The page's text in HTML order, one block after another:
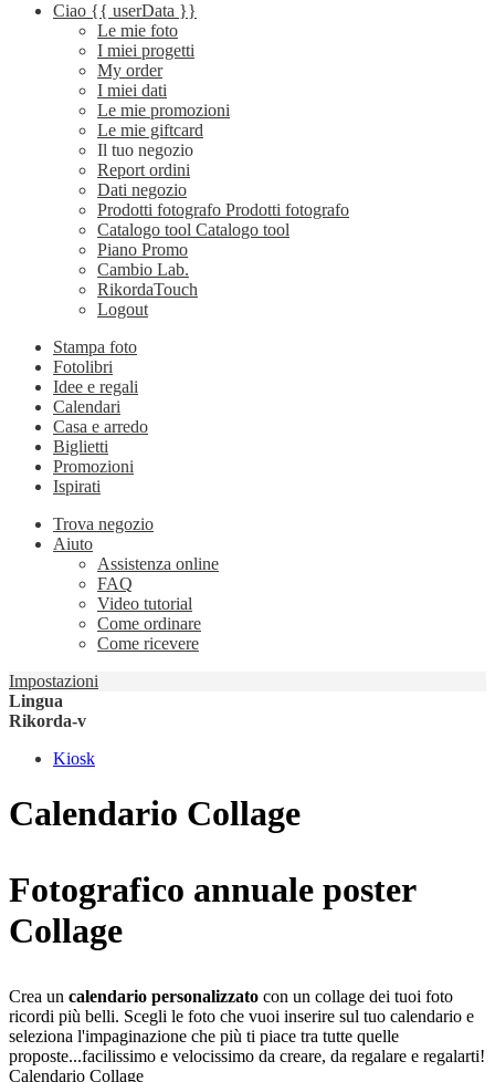
Ciao {{ userData }}
Le mie foto
I miei progetti
My order
I miei dati
Le mie promozioni
Le mie giftcard
Il tuo negozio
Report ordini
Dati negozio
Prodotti fotografo Prodotti fotografo
Catalogo tool Catalogo tool
Piano Promo
Cambio Lab.
RikordaTouch
Logout
Stampa foto
Fotolibri
Idee e regali
Calendari
Casa e arredo
Biglietti
Promozioni
Ispirati
Trova negozio
Aiuto
Assistenza online
FAQ
Video tutorial
Come ordinare
Come ricevere
Impostazioni
Lingua
Rikorda-v
Kiosk
Calendario Collage
Fotografico annuale poster
Collage
Crea un calendario personalizzato con un collage dei tuoi foto
ricordi più belli. Scegli le foto che vuoi inserire sul tuo calendario e
seleziona l'impaginazione che più ti piace tra tutte quelle
proposte...facilissimo e velocissimo da creare, da regalare e regalarti!
Calendario Collage